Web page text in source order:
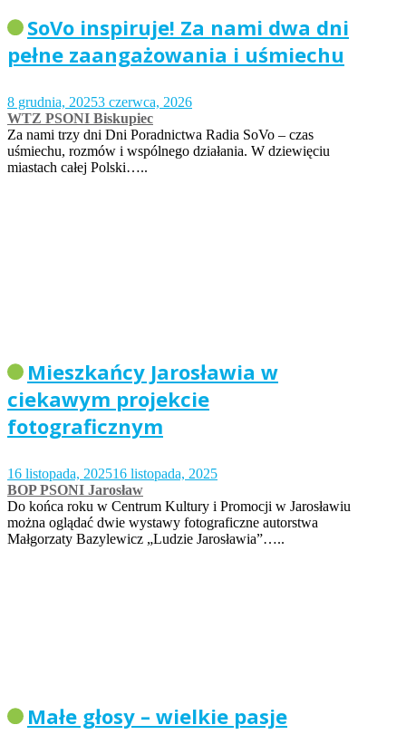
SoVo inspiruje! Za nami dwa dni
pełne zaangażowania i uśmiechu
8 grudnia, 20253 czerwca, 2026
WTZ PSONI Biskupiec
Za nami trzy dni Dni Poradnictwa Radia SoVo – czas
uśmiechu, rozmów i wspólnego działania. W dziewięciu
miastach całej Polski…..
Mieszkańcy Jarosławia w
ciekawym projekcie
fotograficznym
16 listopada, 202516 listopada, 2025
BOP PSONI Jarosław
Do końca roku w Centrum Kultury i Promocji w Jarosławiu
można oglądać dwie wystawy fotograficzne autorstwa
Małgorzaty Bazylewicz „Ludzie Jarosławia”…..
Małe głosy – wielkie pasje